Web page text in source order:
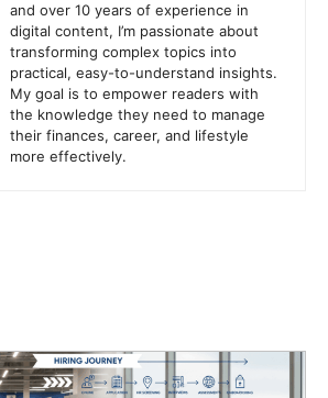
and over 10 years of experience in
digital content, I’m passionate about
transforming complex topics into
practical, easy-to-understand insights.
My goal is to empower readers with
the knowledge they need to manage
their finances, career, and lifestyle
more effectively.